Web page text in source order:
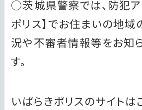
○茨城県警察では、防犯ア
ポリス】でお住まいの地
況や不審者情報等をお知
す。
いばらきポリスのサイトは